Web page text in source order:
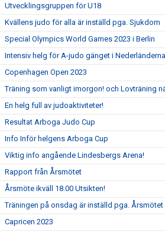
Utvecklingsgruppen för U18
Kvällens judo för alla är inställd pga. Sjukdom
Special Olympics World Games 2023 i Berlin
Intensiv helg för A-judo gänget i Nederländerna
Copenhagen Open 2023
Träning som vanligt imorgon! och Lovträning
En helg full av judoaktiviteter!
Resultat Arboga Judo Cup
Info Inför helgens Arboga Cup
Viktig info angående Lindesbergs Arena!
Rapport från Årsmötet
Årsmöte ikväll 18.00 Utsikten!
Träningen på onsdag är inställd pga. Årsmötet
Capricen 2023